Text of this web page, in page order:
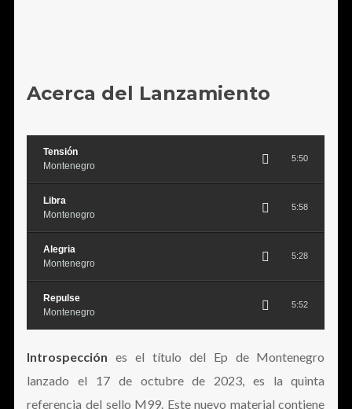
Acerca del Lanzamiento
Tensión
Montenegro
5:50
Libra
Montenegro
5:58
Alegria
Montenegro
5:28
Repulse
Montenegro
5:52
Introspección es el título del Ep de Montenegro
lanzado el 17 de octubre de 2023, es la quinta
referencia del sello M99. Este nuevo material contiene